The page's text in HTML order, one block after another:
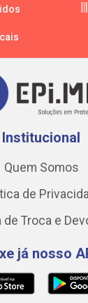
Institucional
Quem Somos
de
de Troca e
já nosso